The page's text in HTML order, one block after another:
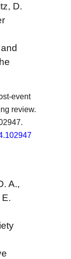
D.
event
review.
A.,